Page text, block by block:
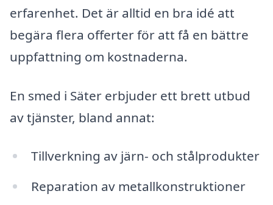
erfarenhet. Det är alltid en bra idé att
begära flera offerter för att få en bättre
uppfattning om kostnaderna.
En smed i Säter erbjuder ett brett utbud
av tjänster, bland annat:
Tillverkning av järn- och stålprodukter
Reparation av metallkonstruktioner